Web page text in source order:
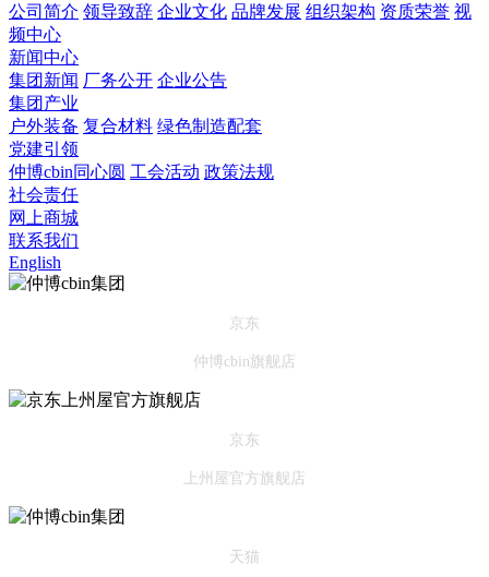
公司简介 领导致辞 企业文化 品牌发展 组织架构 资质荣誉 视
频中心
新闻中心
集团新闻 厂务公开 企业公告
集团产业
户外装备 复合材料 绿色制造配套
党建引领
仲博cbin同心圆 工会活动 政策法规
社会责任
网上商城
联系我们
English
京东
仲博cbin旗舰店
京东
上州屋官方旗舰店
天猫